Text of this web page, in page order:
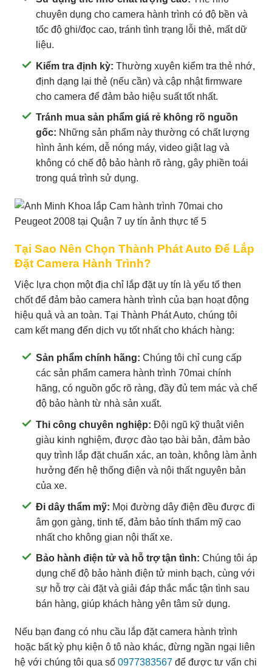
chuyên dụng cho camera hành trình có độ bền và
tốc độ ghi/đọc cao, tránh tình trạng lỗi thẻ, mất dữ
liệu.
Kiểm tra định kỳ: Thường xuyên kiểm tra thẻ nhớ,
định dạng lại thẻ (nếu cần) và cập nhật firmware
cho camera để đảm bảo hiệu suất tốt nhất.
Tránh mua sản phẩm giá rẻ không rõ nguồn
gốc: Những sản phẩm này thường có chất lượng
hình ảnh kém, dễ nóng máy, video giật lag và
không có chế độ bảo hành rõ ràng, gây phiền toái
trong quá trình sử dụng.
Tại Sao Nên Chọn Thành Phát Auto Để Lắp
Đặt Camera Hành Trình?
Việc lựa chọn một địa chỉ lắp đặt uy tín là yếu tố then
chốt để đảm bảo camera hành trình của bạn hoạt động
hiệu quả và an toàn. Tại Thành Phát Auto, chúng tôi
cam kết mang đến dịch vụ tốt nhất cho khách hàng:
Sản phẩm chính hãng: Chúng tôi chỉ cung cấp
các sản phẩm camera hành trình 70mai chính
hãng, có nguồn gốc rõ ràng, đầy đủ tem mác và chế
độ bảo hành từ nhà sản xuất.
Thi công chuyên nghiệp: Đội ngũ kỹ thuật viên
giàu kinh nghiệm, được đào tạo bài bản, đảm bảo
quy trình lắp đặt chuẩn xác, an toàn, không làm ảnh
hưởng đến hệ thống điện và nội thất nguyên bản
của xe.
Đi dây thẩm mỹ: Mọi đường dây điện đều được đi
âm gọn gàng, tinh tế, đảm bảo tính thẩm mỹ cao
nhất cho không gian nội thất xe.
Bảo hành điện tử và hỗ trợ tận tình: Chúng tôi áp
dụng chế độ bảo hành điện tử minh bạch, cùng với
sự hỗ trợ cài đặt và giải đáp thắc mắc tận tình sau
bán hàng, giúp khách hàng yên tâm sử dụng.
Nếu bạn đang có nhu cầu lắp đặt camera hành trình
hoặc bất kỳ phụ kiện ô tô nào khác, đừng ngần ngại liên
hệ với chúng tôi qua số 0977383567 để được tư vấn chi